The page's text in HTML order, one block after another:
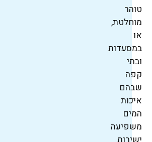
טוהר
מוחלטת,
או
במסעדות
ובתי
קפה
שבהם
איכות
המים
משפיעה